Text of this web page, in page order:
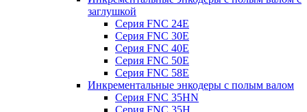
заглушкой
Серия FNC 24E
Серия FNC 30E
Серия FNC 40E
Серия FNC 50E
Серия FNC 58E
Инкрементальные энкодеры с полым валом
Серия FNC 35HN
Серия FNC 35H